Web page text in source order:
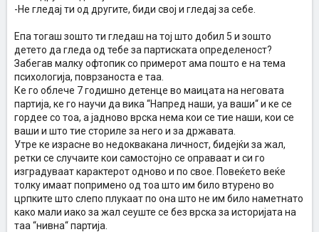
-Не гледај ти од другите, биди свој и гледај за себе.
Епа тогаш зошто ти гледаш на тој што добил 5 и зошто
детето да гледа од тебе за партиската определеност?
Забегав малку офтопик со примерот ама пошто е на тема
психологија, поврзаноста е таа.
Ке го облече 7 годишно детенце во маицата на неговата
партија, ке го научи да вика “Напред наши, уа ваши“ и ке се
гордее со тоа, а јадново врска нема кои се тие наши, кои се
ваши и што тие сториле за него и за државата.
Утре ке израсне во недоквакана личност, бидејќи за жал,
ретки се случаите кои самостојно се оправаат и си го
изградуваат карактерот одново и по свое. Повеќето веќе
толку имаат попримено од тоа што им било втурено во
црпките што слепо плукаат по она што не им било наметнато
како мали иако за жал сеуште се без врска за историјата на
таа “нивна“ партија.